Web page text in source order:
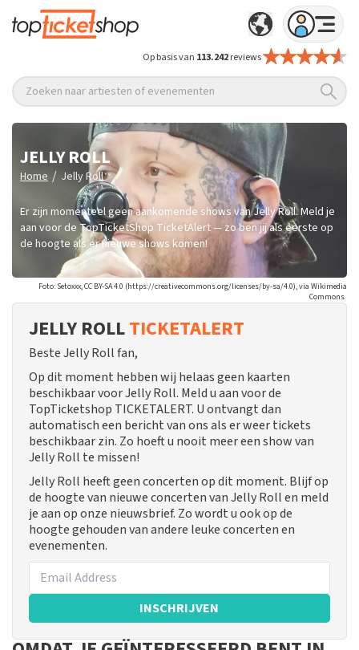
Op basis van 113.242reviews
Zoeken naar artiesten of evenementen
JELLY ROLL
Home / Jelly Roll
Er zijn momenteel geen aankomende shows van Jelly Roll. Meld je
aan voor de TopTicketShop TicketAlert — zo ben jij als eerste op
de hoogte als er nieuwe shows komen!
Foto: Setoxxx, CC BY-SA 4.0 (https://creativecommons.org/licenses/by-sa/4.0), via Wikimedia
Commons
JELLY ROLLTICKETALERT
Beste Jelly Roll fan,
Op dit moment hebben wij helaas geen kaarten
beschikbaar voor Jelly Roll. Meld u aan voor de
TopTicketshop TICKETALERT. U ontvangt dan
automatisch een bericht van ons als er weer tickets
beschikbaar zin. Zo hoeft u nooit meer een show van
Jelly Roll te missen!
Jelly Roll heeft geen concerten op dit moment. Blijf op
de hoogte van nieuwe concerten van Jelly Roll en meld
je aan op onze nieuwsbrief. Zo wordt u ook op de
hoogte gehouden van andere leuke concerten en
evenementen.
INSCHRIJVEN